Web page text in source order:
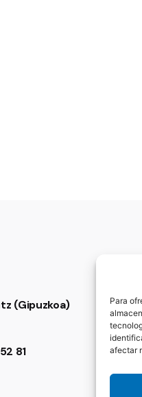
Para
afectar
(Gipuzkoa)
81